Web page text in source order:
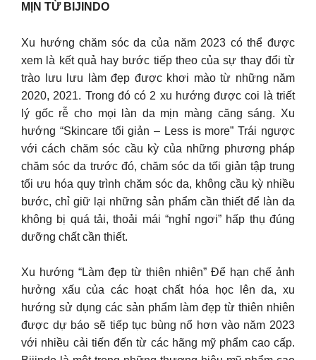
MỊN TỪ BIJINDO
Xu hướng chăm sóc da của năm 2023 có thể được
xem là kết quả hay bước tiếp theo của sự thay đổi từ
trào lưu lưu làm đẹp được khơi mào từ những năm
2020, 2021. Trong đó có 2 xu hướng được coi là triết
lý gốc rễ cho mọi làn da mịn màng căng sáng. Xu
hướng “Skincare tối giản – Less is more” Trái ngược
với cách chăm sóc cầu kỳ của những phương pháp
chăm sóc da trước đó, chăm sóc da tối giản tập trung
tối ưu hóa quy trình chăm sóc da, không cầu kỳ nhiều
bước, chỉ giữ lại những sản phẩm cần thiết để làn da
không bị quá tải, thoải mái “nghỉ ngơi” hấp thụ đúng
dưỡng chất cần thiết.
Xu hướng “Làm đẹp từ thiên nhiên” Để hạn chế ảnh
hưởng xấu của các hoạt chất hóa học lên da, xu
hướng sử dụng các sản phẩm làm đẹp từ thiên nhiên
được dự báo sẽ tiếp tục bùng nổ hơn vào năm 2023
với nhiều cải tiến đến từ các hãng mỹ phẩm cao cấp.